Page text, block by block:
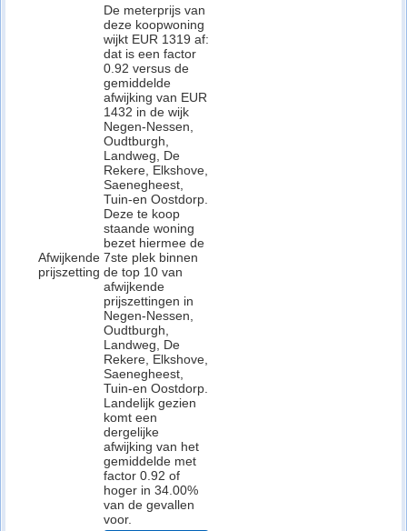
Afwijkende
prijszetting
De meterprijs van
deze koopwoning
wijkt EUR 1319 af:
dat is een factor
0.92 versus de
gemiddelde
afwijking van EUR
1432 in de wijk
Negen-Nessen,
Oudtburgh,
Landweg, De
Rekere, Elkshove,
Saenegheest,
Tuin-en Oostdorp.
Deze te koop
staande woning
bezet hiermee de
7ste plek binnen
de top 10 van
afwijkende
prijszettingen in
Negen-Nessen,
Oudtburgh,
Landweg, De
Rekere, Elkshove,
Saenegheest,
Tuin-en Oostdorp.
Landelijk gezien
komt een
dergelijke
afwijking van het
gemiddelde met
factor 0.92 of
hoger in 34.00%
van de gevallen
voor.